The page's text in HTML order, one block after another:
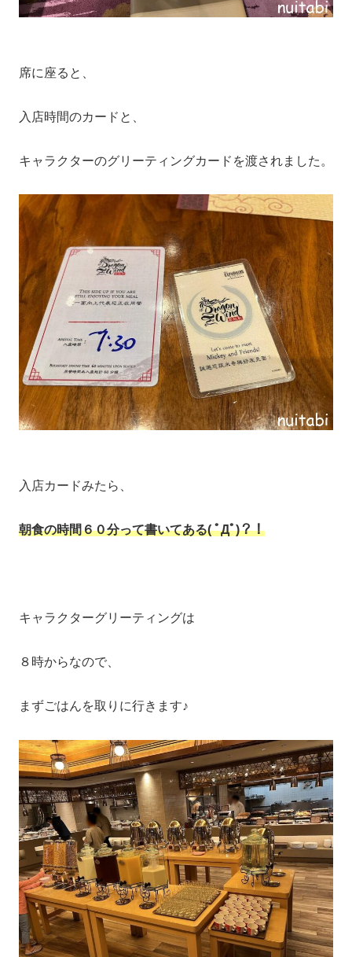
席に座ると、
入店時間のカードと、
キャラクターのグリーティングカードを渡されました。
入店カードみたら、
朝食の時間６０分って書いてある( ﾟДﾟ)？！
キャラクターグリーティングは
８時からなので、
まずごはんを取りに行きます♪